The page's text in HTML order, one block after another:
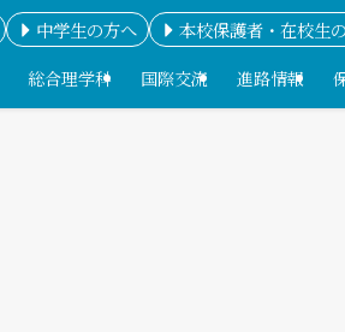
総合理学科 国際交流 進路情報
中学生の方へ 本校保護者・在校生